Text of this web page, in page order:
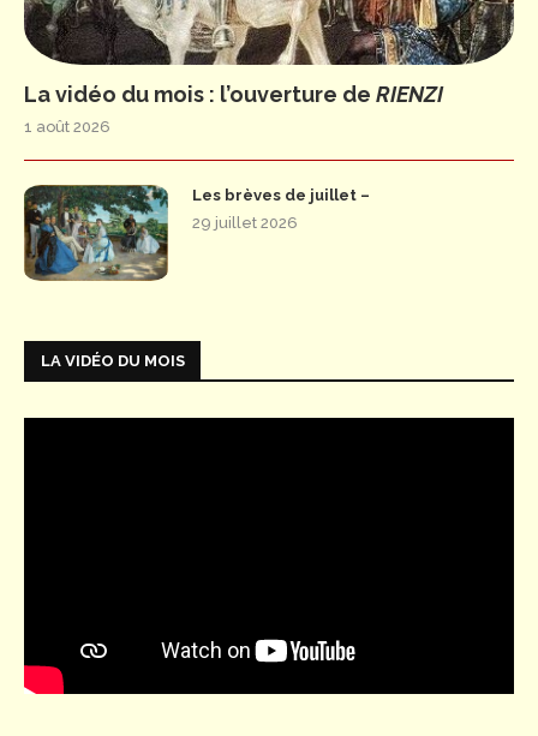
La vidéo du mois : l’ouverture de RIENZI
1 août 2026
Les brèves de juillet –
29 juillet 2026
LA VIDÉO DU MOIS